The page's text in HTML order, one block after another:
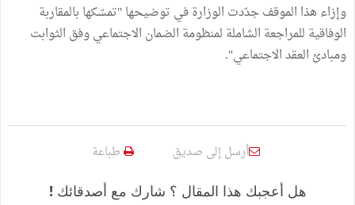
وإزاء هذا الموقف جدّدت الوزارة في توضيحها "تمسّكها بالمقاربة
الوفاقية للمراجعة الشاملة لمنظومة الضمان الاجتماعي وفق الثوابت
ومبادئ العقد الاجتماعي".
أرسل إلى صديق طباعة
هل أعجبك هذا المقال ؟ شارك مع أصدقائك !